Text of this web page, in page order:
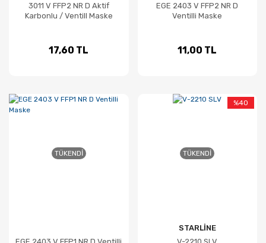
3011 V FFP2 NR D Aktif
Karbonlu / Ventill Maske
17,60 TL
EGE 2403 V FFP2 NR D
Ventilli Maske
11,00 TL
TÜKENDI
%40
TÜKENDI
STARLİNE